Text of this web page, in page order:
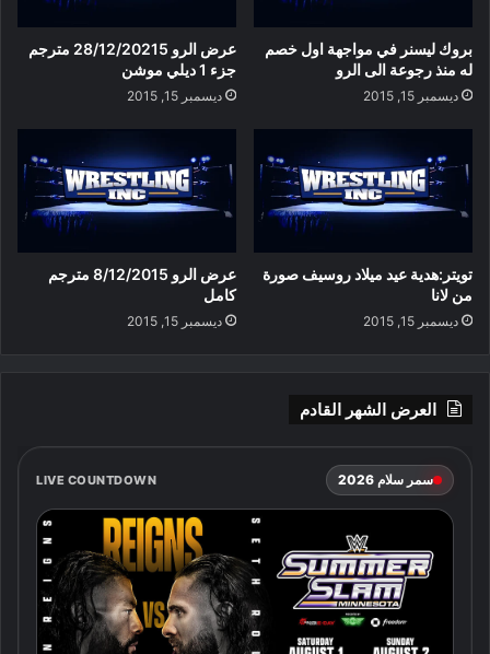
بروك ليسنر في مواجهة اول خصم
له منذ رجوعة الى الرو
ديسمبر 15, 2015
عرض الرو 28/12/20215 مترجم
جزء 1 ديلي موشن
ديسمبر 15, 2015
تويتر:هدية عيد ميلاد روسيف صورة
من لانا
ديسمبر 15, 2015
عرض الرو 8/12/2015 مترجم
كامل
ديسمبر 15, 2015
العرض الشهر القادم
سمر سلام 2026 LIVE COUNTDOWN